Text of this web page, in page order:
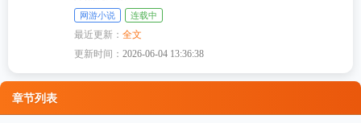
网游小说 连载中
最近更新：全文
更新时间：2026-06-04 13:36:38
章节列表